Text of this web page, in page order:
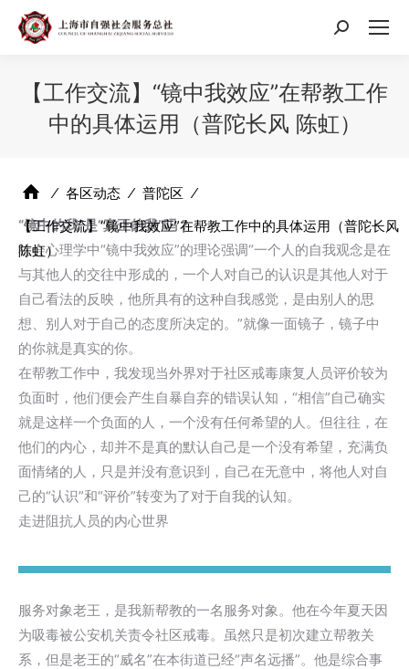
搜
【工作交流】“镜中我效应”在帮教工作
中的具体运用（普陀长风 陈虹）
⁄ 各区动态 ⁄ 普陀区 ⁄
【工作交流】“镜中我效应”在帮教工作中的具体运用（普陀长风
陈虹）
“镜中的我”是“真正的我”吗？
社会心理学中“镜中我效应”的理论强调“一个人的自我观念是在
与其他人的交往中形成的，一个人对自己的认识是其他人对于
自己看法的反映，他所具有的这种自我感觉，是由别人的思
想、别人对于自己的态度所决定的。”就像一面镜子，镜子中
的你就是真实的你。
在帮教工作中，我发现当外界对于社区戒毒康复人员评价较为
负面时，他们便会产生自暴自弃的错误认知，“相信”自己确实
就是这样一个负面的人，一个没有任何希望的人。但往往，在
他们的内心，却并不是真的默认自己是一个没有希望，充满负
面情绪的人，只是并没有意识到，自己在无意中，将他人对自
己的“认识”和“评价”转变为了对于自我的认知。
走进阻抗人员的内心世界
服务对象老王，是我新帮教的一名服务对象。他在今年夏天因
为吸毒被公安机关责令社区戒毒。虽然只是初次建立帮教关
系，但是老王的“威名”在本街道已经“声名远播”。他是综合事